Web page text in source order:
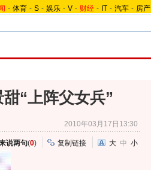
- 体育 - S - 娱乐 - V - 财经 - IT - 汽车 - 房产
“上阵父女兵”
2010年03月17日13:30
说两句(0) 复制链接 大 中 小